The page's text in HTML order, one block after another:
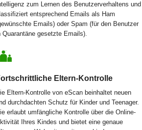
zum Lernen des Benutzerverhaltens und
entsprechend Emails als Ham
Emails) oder Spam (für den Benutzer
Quarantäne gesetzte Emails).
Eltern-Kontrolle
Eltern-Kontrolle von eScan beinhaltet neuen
durchdachten Schutz für Kinder und Teenager.
erlaubt umfängliche Kontrolle über die Online-
Ihres Kindes und bietet eine genaue